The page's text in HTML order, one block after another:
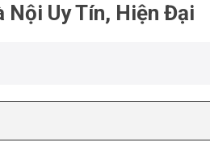
Nội Uy Tín, Hiện Đại